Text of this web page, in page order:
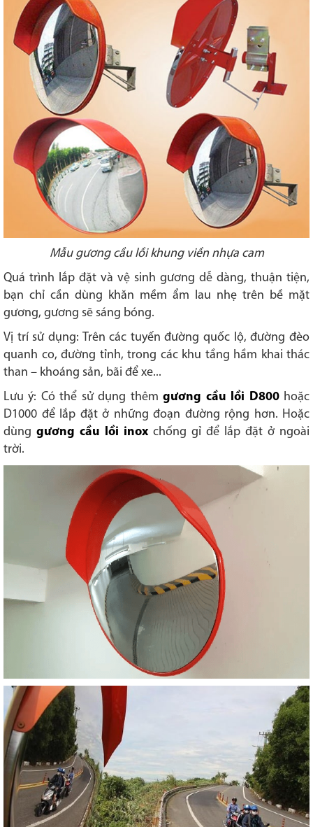
Mẫu gương cầu lồi khung viền nhựa cam
Quá trình lắp đặt và vệ sinh gương dễ dàng, thuận tiện,
bạn chỉ cần dùng khăn mềm ẩm lau nhẹ trên bề mặt
gương, gương sẽ sáng bóng.
Vị trí sử dụng: Trên các tuyến đường quốc lộ, đường đèo
quanh co, đường tỉnh, trong các khu tầng hầm khai thác
than – khoáng sản, bãi để xe...
Lưu ý: Có thể sử dụng thêmgương cầu lồi D800hoặc
D1000 để lắp đặt ở những đoạn đường rộng hơn. Hoặc
dùng gương cầu lồi inox chống gỉ để lắp đặt ở ngoài
trời.